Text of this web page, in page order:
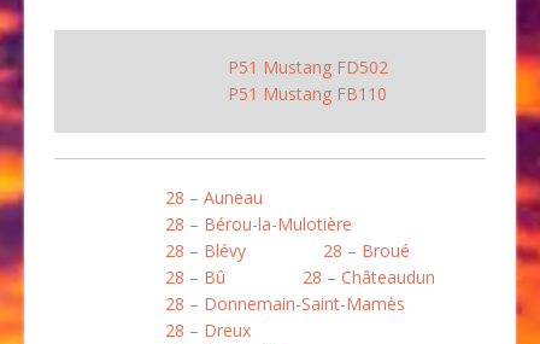
P51 Mustang FD502
P51 Mustang FB110
28 – Auneau
28 – Bérou-la-Mulotière
28 – Blévy
28 – Broué
28 – Bû
28 – Châteaudun
28 – Donnemain-Saint-Mamès
28 – Dreux